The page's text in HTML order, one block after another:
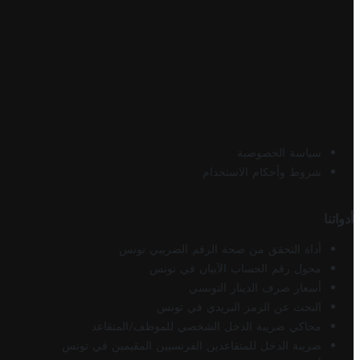
سياسة الخصوصية
شروط وأحكام الاستخدام
أدواتنا
أداة التحقق من صحة الرقم الضريبي تونس
محول رقم الحساب الآيبان في تونس
أسعار صرف الدينار التونسي
البحث عن الرمز البريدي في تونس
محاكي ضريبة الدخل الشخصي للموظف/المتقاعد
ضريبة الدخل للمتقاعدين الفرنسيين المقيمين في تونس